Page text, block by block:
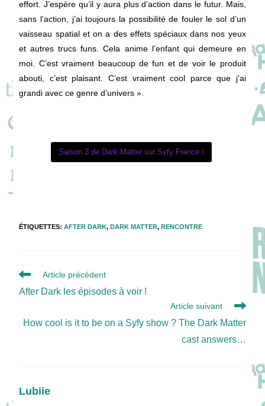
effort. J’espère qu’il y aura plus d’action dans le futur. Mais,
sans l’action, j’ai toujours la possibilité de fouler le sol d’un
vaisseau spatial et on a des effets spéciaux dans nos yeux
et autres trucs funs. Cela anime l’enfant qui demeure en
moi. C’est vraiment beaucoup de fun et de voir le produit
abouti, c’est plaisant. C’est vraiment cool parce que j’ai
grandi avec ce genre d’univers ».
Saison 3 de Dark Matter sur Syfy France !
ÉTIQUETTES:AFTER DARK, DARK MATTER, RENCONTRE
Read
articles
Article précédent
After Dark les épisodes à voir !
Article suivant
How cool is it to be on a Syfy show ? The Dark Matter
cast answers…
Lubiie